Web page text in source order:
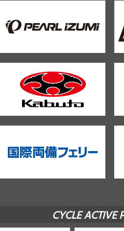
CYCLE ACTIVE